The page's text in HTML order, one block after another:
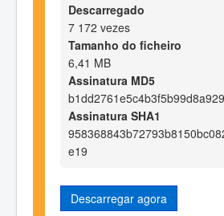
Descarregado
7 172 vezes
Tamanho do ficheiro
6,41 MB
Assinatura MD5
Assinatura SHA1
e19
Descarregar agora